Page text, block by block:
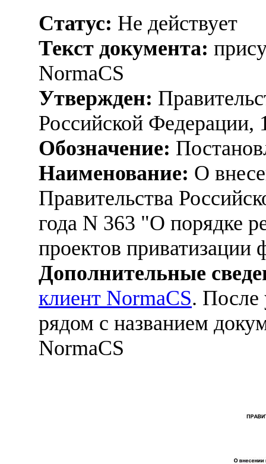
Статус: Не действует
Текст документа:
NormaCS
Утвержден:
Российской Федерации,
Обозначение:
Наименование: О
Правительства
года N 363 "О порядке
проектов приватизации
Дополнительные
клиент NormaCS. После
рядом с названием
NormaCS